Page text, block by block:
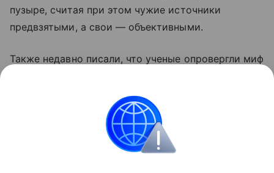
пузыре, считая при этом чужие источники
предвзятыми, а свои — объективными.
Также недавно писали, что ученые опровергли миф